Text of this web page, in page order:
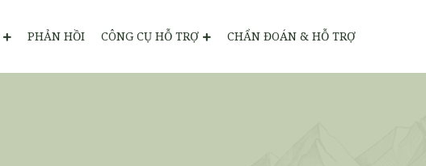
PHẢN HỒI CÔNG CỤ HỖ TRỢ CHẨN ĐOÁN & HỖ TRỢ